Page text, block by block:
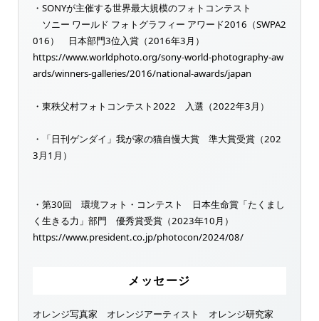
・SONYが主催する世界最大規模のフォトコンテスト
ソニー ワールド フォトグラフィー アワード2016（SWPA2
016） 日本部門3位入賞（2016年3月）
https://www.worldphoto.org/sony-world-photography-aw
ards/winners-galleries/2016/national-awards/japan
・東秩父村フォトコンテスト2022 入選（2022年3月）
・「日刊ゲンダイ」我が家の猫自慢大賞 準大賞受賞（202
3月1月）
・第30回 環境フォト・コンテスト 日本生命賞「たくまし
く生きる力」部門 優秀賞受賞（2023年10月）
https://www.president.co.jp/photocon/2024/08/
メッセージ
オレンジ写真家 オレンジアーティスト オレンジ研究家